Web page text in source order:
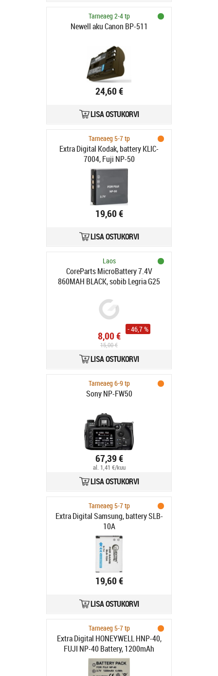
Tarneaeg 2-4 tp
Newell aku Canon BP-511
24,60 €
LISA OSTUKORVI
Tarneaeg 5-7 tp
Extra Digital Kodak, battery KLIC-
7004, Fuji NP-50
19,60 €
LISA OSTUKORVI
Laos
CoreParts MicroBattery 7.4V
860MAH BLACK, sobib Legria G25
8,00 €
- 46,7 %
15,00 €
LISA OSTUKORVI
Tarneaeg 6-9 tp
Sony NP-FW50
67,39 €
al. 1,41 €/kuu
LISA OSTUKORVI
Tarneaeg 5-7 tp
Extra Digital Samsung, battery SLB-
10A
19,60 €
LISA OSTUKORVI
Tarneaeg 5-7 tp
Extra Digital HONEYWELL HNP-40,
FUJI NP-40 Battery, 1200mAh